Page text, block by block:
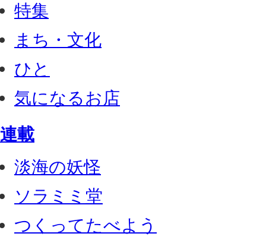
特集
まち・文化
ひと
気になるお店
連載
淡海の妖怪
ソラミミ堂
つくってたべよう